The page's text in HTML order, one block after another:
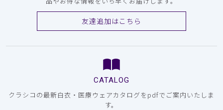
友達追加はこちら
CATALOG
クラシコの最新白衣・医療ウェアカタログをpdfでご案内いたしま
す。